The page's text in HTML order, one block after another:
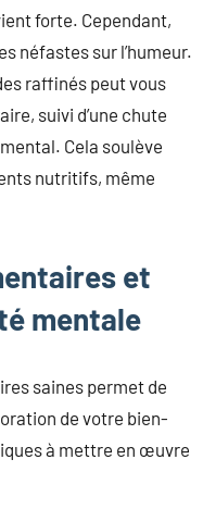
forte. Cependant,
néfastes sur l’humeur.
raffinés peut vous
suivi d’une chute
Cela soulève
nutritifs, même
et
mentale
saines permet de
de votre bien-
à mettre en œuvre